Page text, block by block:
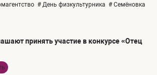
# День физкультурника # Семёновка
принять участие в конкурсе «Отец